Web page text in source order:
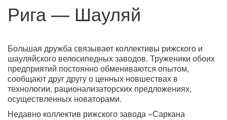
Рига — Шауляй
Большая дружба связывает коллективы рижского и
шауляйского велосипедных заводов. Труженики обоих
предприятий постоянно обмениваются опытом,
сообщают друг другу о ценных новшествах в
технологии, рационализаторских предложениях,
осуществленных новаторами.
Недавно коллектив рижского завода «Саркана